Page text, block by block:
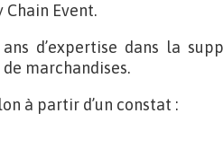
Chain Event.
d’expertise dans la
marchandises.
à partir d’un constat :